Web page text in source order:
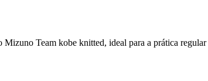
Team kobe knitted, ideal para a prática regular